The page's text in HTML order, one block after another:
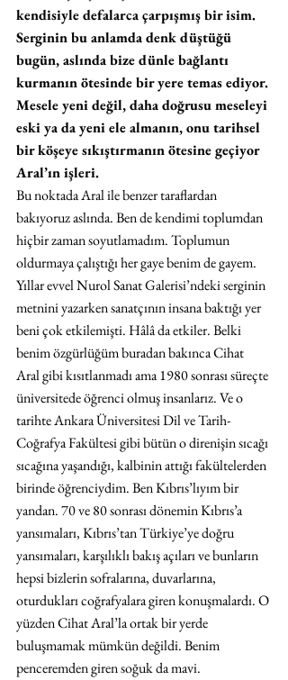
kendisiyle defalarca çarpışmış bir isim.
Serginin bu anlamda denk düştüğü
bugün, aslında bize dünle bağlantı
kurmanın ötesinde bir yere temas ediyor.
Mesele yeni değil, daha doğrusu meseleyi
eski ya da yeni ele almanın, onu tarihsel
bir köşeye sıkıştırmanın ötesine geçiyor
Aral’ın işleri.
Bu noktada Aral ile benzer taraflardan
bakıyoruz aslında. Ben de kendimi toplumdan
hiçbir zaman soyutlamadım. Toplumun
oldurmaya çalıştığı her gaye benim de gayem.
Yıllar evvel Nurol Sanat Galerisi’ndeki serginin
metnini yazarken sanatçının insana baktığı yer
beni çok etkilemişti. Hâlâ da etkiler. Belki
benim özgürlüğüm buradan bakınca Cihat
Aral gibi kısıtlanmadı ama 1980 sonrası süreçte
üniversitede öğrenci olmuş insanlarız. Ve o
tarihte Ankara Üniversitesi Dil ve Tarih-
Coğrafya Fakültesi gibi bütün o direnişin sıcağı
sıcağına yaşandığı, kalbinin attığı fakültelerden
birinde öğrenciydim. Ben Kıbrıs’lıyım bir
yandan. 70 ve 80 sonrası dönemin Kıbrıs’a
yansımaları, Kıbrıs’tan Türkiye’ye doğru
yansımaları, karşılıklı bakış açıları ve bunların
hepsi bizlerin sofralarına, duvarlarına,
oturdukları coğrafyalara giren konuşmalardı. O
yüzden Cihat Aral’la ortak bir yerde
buluşmamak mümkün değildi. Benim
penceremden giren soğuk da mavi.